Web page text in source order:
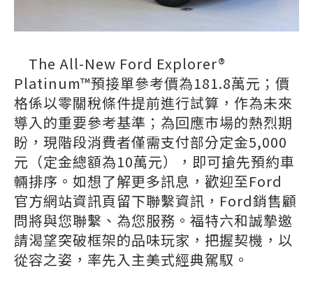
The All-New Ford Explorer®
Platinum™預接單參考價為181.8萬元；價
格係以零關稅條件提前進行試算，作為未來
導入的重要參考基準；為回應市場的熱烈期
盼，現階段消費者僅需支付部分定金5,000
元（定金總額為10萬元），即可搶先預約車
輛排序。如想了解更多訊息，歡迎至Ford
官方網站資訊頁留下聯繫資訊，Ford銷售顧
問將與您聯繫、為您服務。福特六和誠摯邀
請渴望突破框架的品味玩家，把握契機，以
從容之姿，率先入主美式經典駕馭。